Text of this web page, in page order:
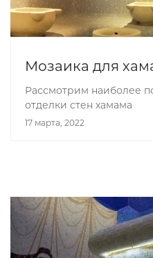
Мозаика для
Рассмотрим наиболее
отделки стен хамама
17 марта, 2022